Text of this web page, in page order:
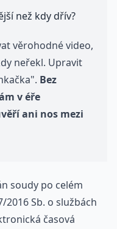
než kdy dřív?
věrohodné video,
neřekl. Upravit
Bez
v éře
ani nos mezi
soudy po celém
2016 Sb. o službách
časová